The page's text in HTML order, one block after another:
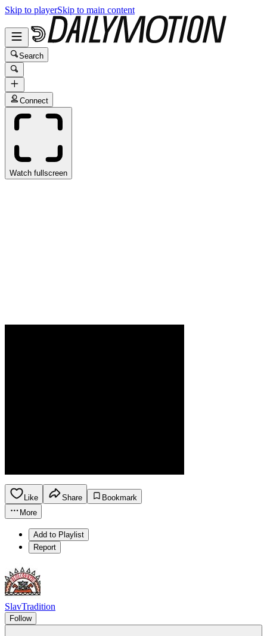
Skip to playerSkip to main content
Search
Connect
Watch fullscreen
Like Share
Bookmark
More
Add to Playlist
Report
SlavTradition
Follow